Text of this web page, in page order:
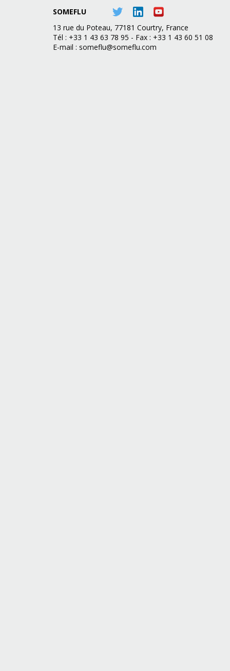
SOMEFLU
13 rue du Poteau, 77181 Courtry, France
Tél : +33 1 43 63 78 95 - Fax : +33 1 43 60 51 08
E-mail : someflu@someflu.com